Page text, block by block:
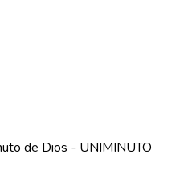
de Dios - UNIMINUTO